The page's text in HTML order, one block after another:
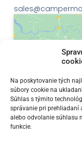
Na poskytovanie tých
súbory cookie na
Súhlas s týmito
správanie pri prehliadaní
alebo odvolanie súhlasu
funkcie.
Klepnutím